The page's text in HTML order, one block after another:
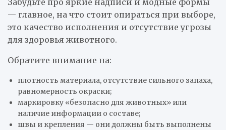
Забудьте про яркие надписи и модные формы
— главное, на что стоит опираться при выборе,
это качество исполнения и отсутствие угрозы
для здоровья животного.
Обратите внимание на:
плотность материала, отсутствие сильного запаха,
равномерность окраски;
маркировку «безопасно для животных» или
наличие информации о составе;
швы и крепления — они должны быть выполнены